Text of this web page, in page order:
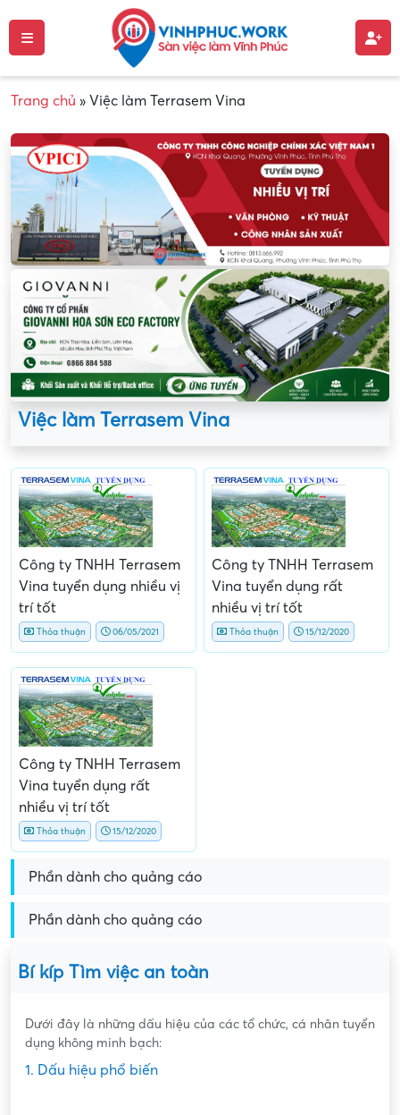
Trang chủ » Việc làm Terrasem Vina
Việc làm Terrasem Vina
Công ty TNHH Terrasem
Vina tuyển dụng nhiều vị
trí tốt
Thỏa thuận 06/05/2021
Công ty TNHH Terrasem
Vina tuyển dụng rất
nhiều vị trí tốt
Thỏa thuận 15/12/2020
Công ty TNHH Terrasem
Vina tuyển dụng rất
nhiều vị trí tốt
Thỏa thuận 15/12/2020
Phần dành cho quảng cáo
Phần dành cho quảng cáo
Bí kíp Tìm việc an toàn
Dưới đây là những dấu hiệu của các tổ chức, cá nhân tuyển
dụng không minh bạch:
1. Dấu hiệu phổ biến